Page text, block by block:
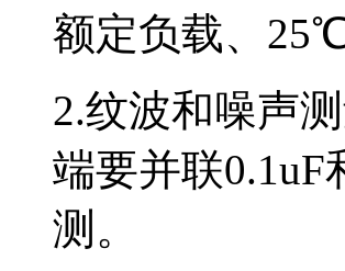
额定负载、
2.纹波和噪声
端要并联0.1uF
测。